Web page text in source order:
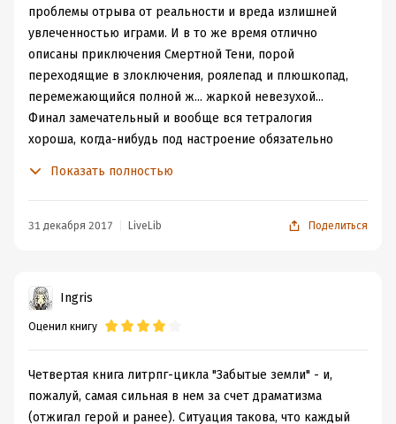
проблемы отрыва от реальности и вреда излишней
увлеченностью играми. И в то же время отлично
описаны приключения Смертной Тени, порой
переходящие в злоключения, роялепад и плюшкопад,
перемежающийся полной ж... жаркой невезухой...
Финал замечательный и вообще вся тетралогия
хороша, когда-нибудь под настроение обязательно
Показать полностью
31 декабря 2017 LiveLib Поделиться
Ingris
Оценил книгу
Четвертая книга литрпг-цикла "Забытые земли" - и,
пожалуй, самая сильная в нем за счет драматизма
(отжигал герой и ранее). Ситуация такова, что каждый